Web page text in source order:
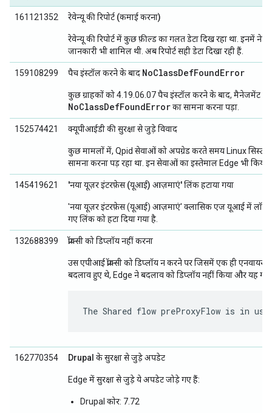
161121352 रेवेन्यू की रिपोर्ट (कमाई करना)
रेवेन्यू की रिपोर्ट में कुछ फ़ील्ड का गलत डेटा दिख रहा था. इनमें
जानकारी भी शामिल थी. अब रिपोर्ट सही डेटा दिखा रही हैं.
159108299 पैच इंस्टॉल करने के बाद NoClassDefFoundError
कुछ ग्राहकों को 4.19.06.07 पैच इंस्टॉल करने के बाद, मैनेजमेंट
NoClassDefFoundErrorका सामना करना पड़ा.
152574421 क्यूपीआईडी की सुरक्षा से जुड़े विवाद
कुछ मामलों में, Qpid सेवाओं को अपग्रेड करते समय Linux सिस्टम
सामना करना पड़ रहा था. इन सेवाओं का इस्तेमाल Edge भी किया
145419621 'नया यूज़र इंटरफ़ेस (यूआई) आज़माएं' लिंक हटाया गया
'नया यूज़र इंटरफ़ेस (यूआई) आज़माएं' क्लासिक एज यूआई में लॉग
गए लिंक को हटा दिया गया है.
132688399 प्रॉक्सी को डिप्लॉय नहीं करना
उस एपीआई प्रॉक्सी को डिप्लॉय न करने पर जिसमें एक ही
बदलाव हुए थे, Edge ने बदलाव को डिप्लॉय नहीं किया और यह
The Shared flow preProxyFlow is in use
162770354 Drupal के सुरक्षा से जुड़े अपडेट
Edge में सुरक्षा से जुड़े ये अपडेट जोड़े गए हैं:
Drupal कोर: 7.72